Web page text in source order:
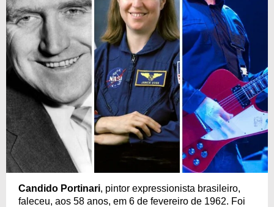
Candido Portinari, pintor expressionista brasileiro,
faleceu, aos 58 anos, em 6 de fevereiro de 1962. Foi